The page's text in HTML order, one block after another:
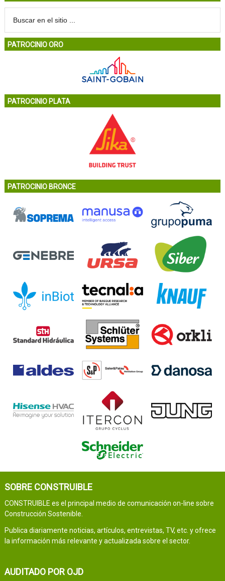
PATROCINIO ORO
PATROCINIO PLATA
PATROCINIO BRONCE
SOBRE CONSTRUIBLE
CONSTRUIBLE es el principal medio de comunicación on-line sobre
Construcción Sostenible.
Publica diariamente noticias, artículos, entrevistas, TV, etc. y ofrece
la información más relevante y actualizada sobre el sector.
AUDITADO POR OJD